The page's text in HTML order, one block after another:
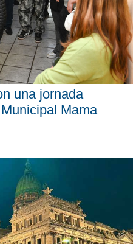
una jornada
Mama